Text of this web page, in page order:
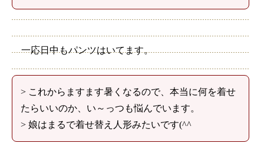
一応日中もパンツはいてます。
> これからますます暑くなるので、本当に何を着せ
たらいいのか、い～っつも悩んでいます。
> 娘はまるで着せ替え人形みたいです(^^ゞ